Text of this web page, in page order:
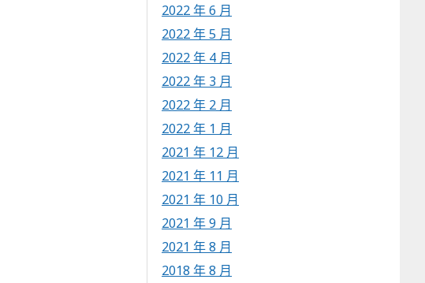
2022 年 6 月
2022 年 5 月
2022 年 4 月
2022 年 3 月
2022 年 2 月
2022 年 1 月
2021 年 12 月
2021 年 11 月
2021 年 10 月
2021 年 9 月
2021 年 8 月
2018 年 8 月